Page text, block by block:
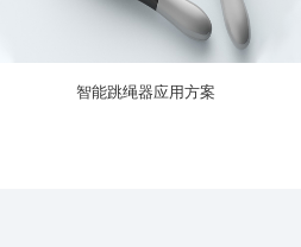
智能跳绳器应用方案